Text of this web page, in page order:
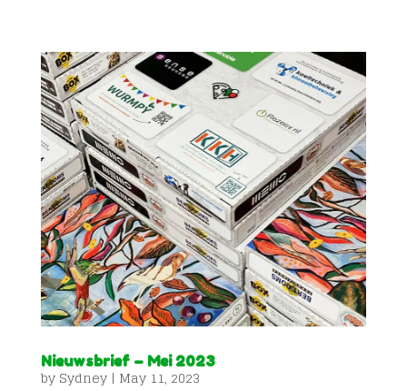
Nieuwsbrief – Mei 2023
by Sydney| May 11, 2023